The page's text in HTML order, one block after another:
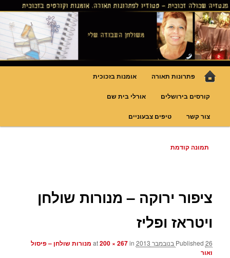
לדלג
לתוכן
פנטזיה – פתרונות תאורה וסטודיו
לויטראז
גופי תאורה אומנותיים בעבודת יד, ויטראזים לחלונות ולמחיצות דקורטיביות, קורסים
בויטראז ובפסיפס
תפריט
פתרונות תאורה אומנות בזכוכית
קורסים בירושלים אורלי בית שם
צור קשר טיפים צבעוניים
ניווט
תמונה קודמת
ציפור ירוקה – מנורות שולחן
ויטראז ופליז
Published 26 בנובמבר 2013 200 × 267in
מנורות שולחן – פיסול
ואור